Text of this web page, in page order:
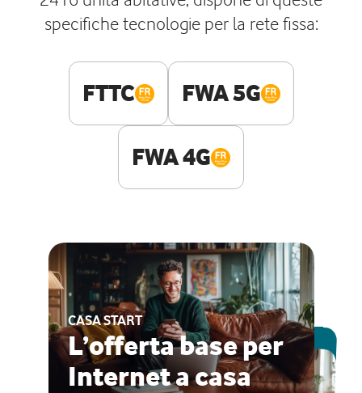
specifiche tecnologie per la rete fissa:
FTTC FWA 5G
FWA 4G
CASA START
L’offerta base per
Internet a casa
ESCLUSIVA ONLINE